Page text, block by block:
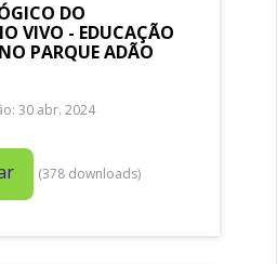
DO
VIVO - EDUCAÇÃO
PARQUE ADÃO
30 abr. 2024
(378 downloads)